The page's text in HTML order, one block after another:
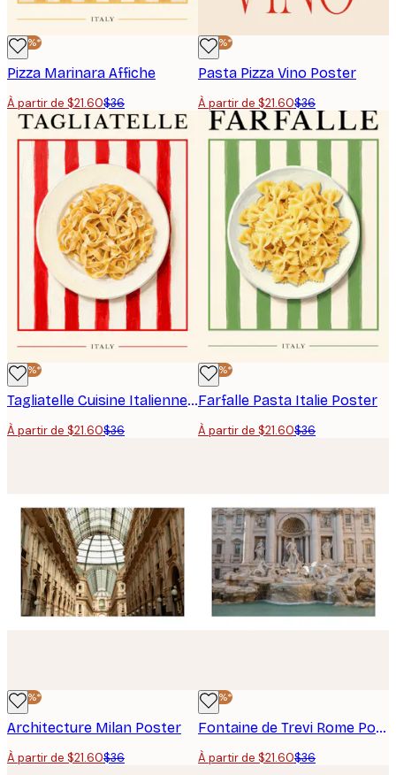
-40%*
Pizza Marinara Affiche
À partir de $21.60$36
-40%*
Pasta Pizza Vino Poster
À partir de $21.60$36
-40%*
Tagliatelle Cuisine Italienne Poster
À partir de $21.60$36
-40%*
Farfalle Pasta Italie Poster
À partir de $21.60$36
-40%*
Architecture Milan Poster
À partir de $21.60$36
-40%*
Fontaine de Trevi Rome Poster
À partir de $21.60$36